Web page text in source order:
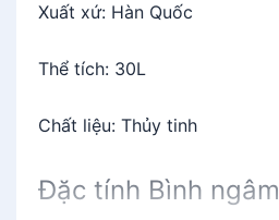
Xuất xứ: Hàn Quốc
Thể tích: 30L
Chất liệu: Thủy tinh
Đặc tính Bình